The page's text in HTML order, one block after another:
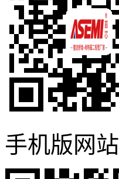
手机版网站